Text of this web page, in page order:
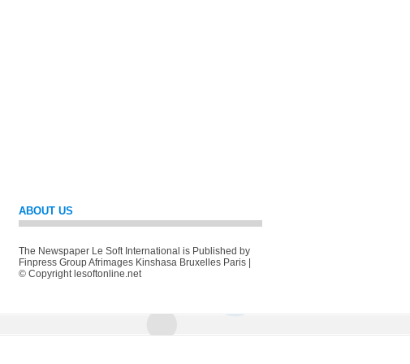
ABOUT US
The Newspaper Le Soft International is Published by
Finpress Group Afrimages Kinshasa Bruxelles Paris |
© Copyright lesoftonline.net